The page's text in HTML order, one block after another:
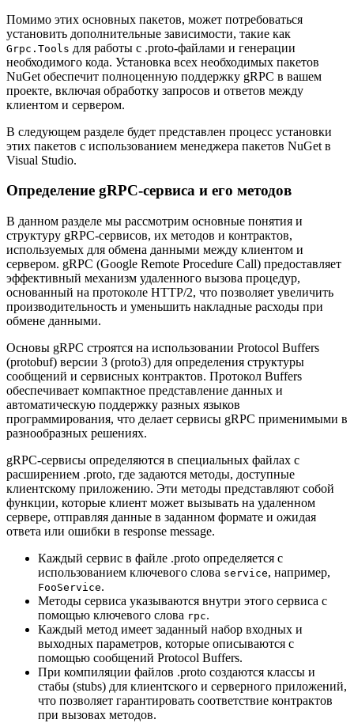
Помимо этих основных пакетов, может потребоваться
установить дополнительные зависимости, такие как
Grpc.Tools для работы с .proto-файлами и генерации
необходимого кода. Установка всех необходимых пакетов
NuGet обеспечит полноценную поддержку gRPC в вашем
проекте, включая обработку запросов и ответов между
клиентом и сервером.
В следующем разделе будет представлен процесс установки
этих пакетов с использованием менеджера пакетов NuGet в
Visual Studio.
Определение gRPC-сервиса и его методов
В данном разделе мы рассмотрим основные понятия и
структуру gRPC-сервисов, их методов и контрактов,
используемых для обмена данными между клиентом и
сервером. gRPC (Google Remote Procedure Call) предоставляет
эффективный механизм удаленного вызова процедур,
основанный на протоколе HTTP/2, что позволяет увеличить
производительность и уменьшить накладные расходы при
обмене данными.
Основы gRPC строятся на использовании Protocol Buffers
(protobuf) версии 3 (proto3) для определения структуры
сообщений и сервисных контрактов. Протокол Buffers
обеспечивает компактное представление данных и
автоматическую поддержку разных языков
программирования, что делает сервисы gRPC применимыми в
разнообразных решениях.
gRPC-сервисы определяются в специальных файлах с
расширением .proto, где задаются методы, доступные
клиентскому приложению. Эти методы представляют собой
функции, которые клиент может вызывать на удаленном
сервере, отправляя данные в заданном формате и ожидая
ответа или ошибки в response message.
Каждый сервис в файле .proto определяется с
использованием ключевого слова service, например,
FooService.
Методы сервиса указываются внутри этого сервиса с
помощью ключевого слова rpc.
Каждый метод имеет заданный набор входных и
выходных параметров, которые описываются с
помощью сообщений Protocol Buffers.
При компиляции файлов .proto создаются классы и
стабы (stubs) для клиентского и серверного приложений,
что позволяет гарантировать соответствие контрактов
при вызовах методов.